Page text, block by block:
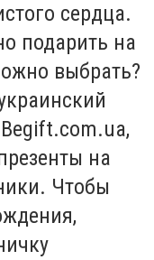
сердца.
подарить на
выбрать?
на
Чтобы